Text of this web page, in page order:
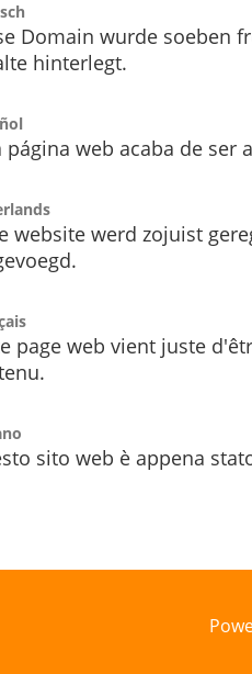
Domain wurde soeben
hinterlegt.
página web acaba de
website werd zojuist
page web vient juste
sito web è appena